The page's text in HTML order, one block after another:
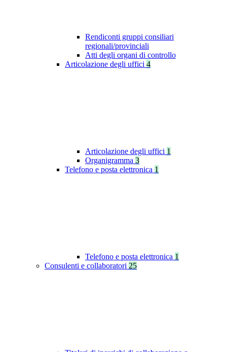
Rendiconti gruppi consiliari
regionali/provinciali
Atti degli organi di controllo
Articolazione degli uffici 4
Articolazione degli uffici 1
Organigramma 3
Telefono e posta elettronica 1
Telefono e posta elettronica 1
Consulenti e collaboratori 25